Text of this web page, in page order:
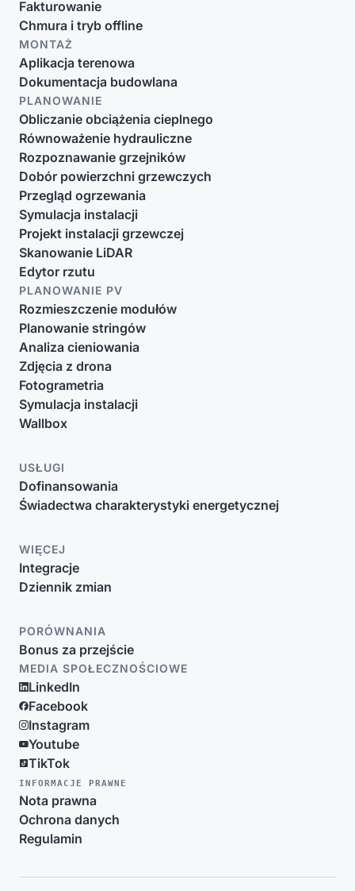
Fakturowanie
Chmura i tryb offline
MONTAŻ
Aplikacja terenowa
Dokumentacja budowlana
PLANOWANIE
Obliczanie obciążenia cieplnego
Równoważenie hydrauliczne
Rozpoznawanie grzejników
Dobór powierzchni grzewczych
Przegląd ogrzewania
Symulacja instalacji
Projekt instalacji grzewczej
Skanowanie LiDAR
Edytor rzutu
PLANOWANIE PV
Rozmieszczenie modułów
Planowanie stringów
Analiza cieniowania
Zdjęcia z drona
Fotogrametria
Symulacja instalacji
Wallbox
USŁUGI
Dofinansowania
Świadectwa charakterystyki energetycznej
WIĘCEJ
Integracje
Dziennik zmian
PORÓWNANIA
Bonus za przejście
MEDIA SPOŁECZNOŚCIOWE
LinkedIn
Facebook
Instagram
Youtube
TikTok
INFORMACJE PRAWNE
Nota prawna
Ochrona danych
Regulamin